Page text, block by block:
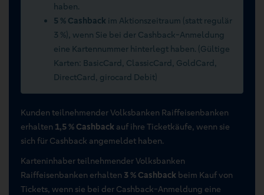
haben.
5 % Cashback im Aktionszeitraum (statt regulär
3 %), wenn Sie bei der Cashback-Anmeldung
eine Kartennummer hinterlegt haben. (Gültige
Karten: BasicCard, ClassicCard, GoldCard,
DirectCard, girocard Debit)
Kunden teilnehmender Volksbanken Raiffeisenbanken
erhalten 1,5 % Cashback auf ihre Ticketkäufe, wenn sie
sich für Cashback angemeldet haben.
Karteninhaber teilnehmender Volksbanken
Raiffeisenbanken erhalten 3 % Cashback beim Kauf von
Tickets, wenn sie bei der Cashback-Anmeldung eine